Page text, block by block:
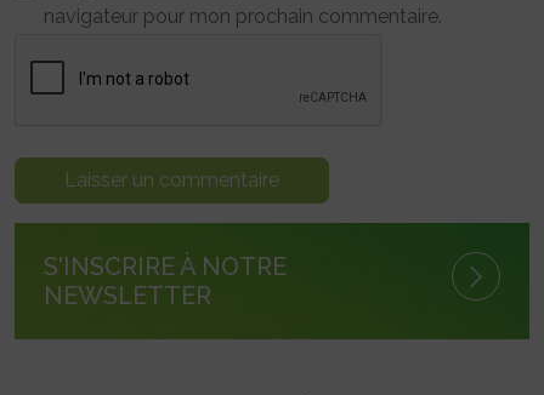
navigateur pour mon prochain commentaire.
S'INSCRIRE À NOTRE
NEWSLETTER